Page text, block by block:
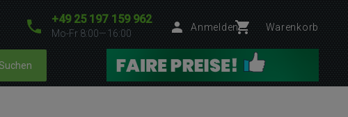
+49 25 197 159 962
Mo-Fr 8:00—16:00
Anmelden Warenkorb